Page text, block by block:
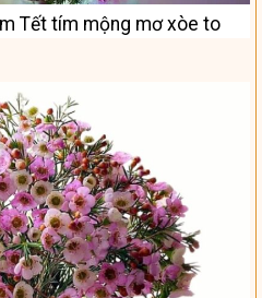
Tết tím mộng mơ xòe to